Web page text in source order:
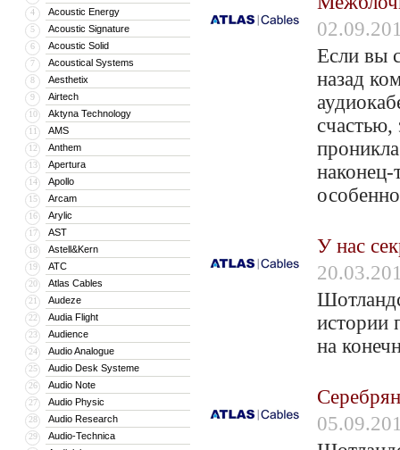
4 Acoustic Energy
5 Acoustic Signature
6 Acoustic Solid
7 Acoustical Systems
8 Aesthetix
9 Airtech
10 Aktyna Technology
11 AMS
12 Anthem
13 Apertura
14 Apollo
15 Arcam
16 Arylic
17 AST
18 Astell&Kern
19 ATC
20 Atlas Cables
21 Audeze
22 Audia Flight
23 Audience
24 Audio Analogue
25 Audio Desk Systeme
26 Audio Note
27 Audio Physic
28 Audio Research
29 Audio-Technica
Если вы
назад
счастью,
У нас
истории
на